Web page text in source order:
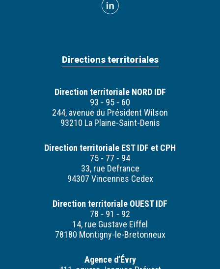
Directions territoriales
Direction territoriale NORD IDF
93 - 95 - 60
244, avenue du Président Wilson
93210 La Plaine-Saint-Denis
Direction territoriale EST IDF et CPH
75 - 77 - 94
33, rue Defrance
94307 Vincennes Cedex
Direction territoriale OUEST IDF
78 - 91 - 92
14, rue Gustave Eiffel
78180 Montigny-le-Bretonneux
Agence d’Évry